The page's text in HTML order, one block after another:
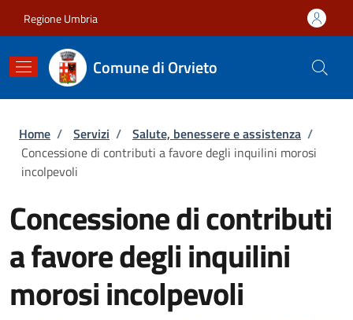
Regione Umbria
Comune di Orvieto
Briciole di pane
Home / Servizi / Salute, benessere e assistenza /
Concessione di contributi a favore degli inquilini morosi
incolpevoli
Concessione di contributi
a favore degli inquilini
morosi incolpevoli